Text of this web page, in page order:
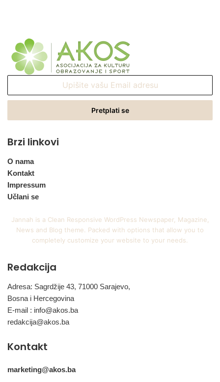
Email
Brzi linkovi
O nama
Kontakt
Impressum
Učlani se
Jannah is a Clean Responsive WordPress Newspaper, Magazine,
News and Blog theme. Packed with options that allow you to
completely customize your website to your needs.
Redakcija
Adresa: Sagrdžije 43, 71000 Sarajevo,
Bosna i Hercegovina
E-mail : info@akos.ba
redakcija@akos.ba
Kontakt
marketing@akos.ba